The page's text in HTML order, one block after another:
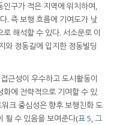
구가 적은 지역에 위치하여,
. 즉 보행 흐름에 기여도가 낮
해석할 수 있다. 서소문로 이
와 정동길에 입지한 정동빌딩
근성이 우수하고 도시활동이
에 전략적으로 기여할 수 있
크 중심성은 향후 보행친화 도
될 수 있음을 보여준다(표 5,그